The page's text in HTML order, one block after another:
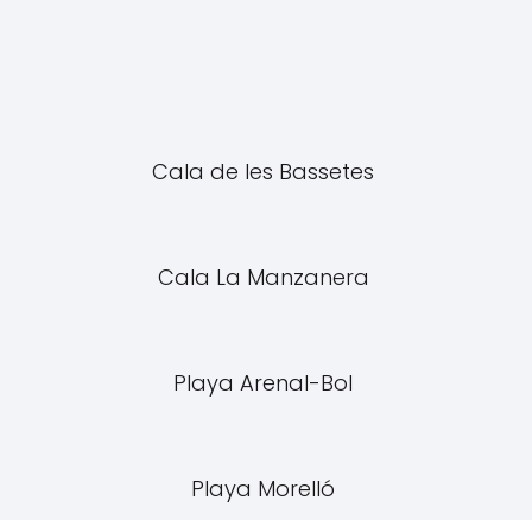
Cala de les Bassetes
Cala La Manzanera
Playa Arenal-Bol
Playa Morelló